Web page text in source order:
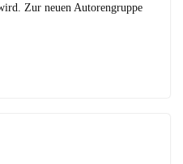
Zur neuen Autorengruppe